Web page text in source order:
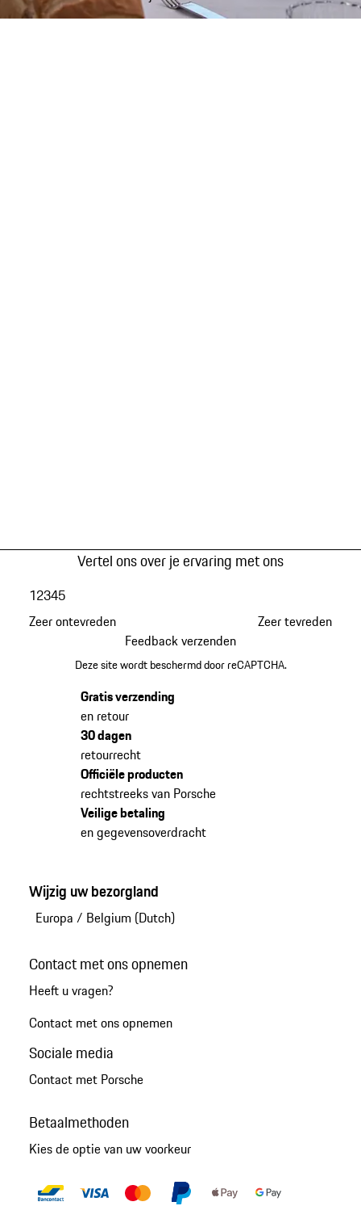
Vertel ons over je ervaring met ons
Zeer ontevreden
12345
Zeer tevreden
Feedback verzenden
Deze site wordt beschermd door reCAPTCHA.
Gratis verzending
en retour
30 dagen
retourrecht
Officiële producten
rechtstreeks van Porsche
Veilige betaling
en gegevensoverdracht
Wijzig uw bezorgland
Europa / Belgium (Dutch)
Contact met ons opnemen
Heeft u vragen?
Contact met ons opnemen
Sociale media
Contact met Porsche
Betaalmethoden
Kies de optie van uw voorkeur